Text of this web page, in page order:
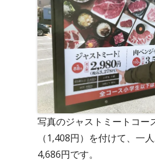
写真のジャストミートコー
（1,408円）を付けて、一
4,686円です。